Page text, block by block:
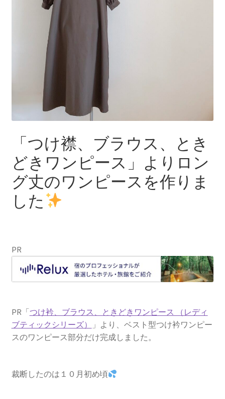
「つけ襟、ブラウス、とき
どきワンピース」よりロン
グ丈のワンピースを作りま
した
PR
PR「つけ衿、ブラウス、ときどきワンピース （レディ
ブティックシリーズ）
」より、ベスト型つけ衿ワンピー
スのワンピース部分だけ完成しました。
裁断したのは１０月初め頃